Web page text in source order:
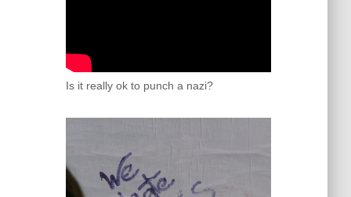
Is it really ok to punch a nazi?